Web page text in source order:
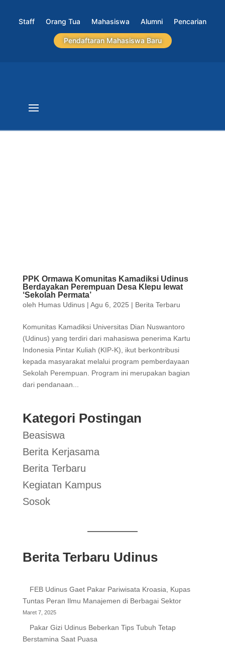
Staff Orang Tua Mahasiswa Alumni Pencarian
Pendaftaran Mahasiswa Baru
PPK Ormawa Komunitas Kamadiksi Udinus
Berdayakan Perempuan Desa Klepu lewat
‘Sekolah Permata’
oleh Humas Udinus| Agu 6, 2025 | Berita Terbaru
Komunitas Kamadiksi Universitas Dian Nuswantoro
(Udinus) yang terdiri dari mahasiswa penerima Kartu
Indonesia Pintar Kuliah (KIP-K), ikut berkontribusi
kepada masyarakat melalui program pemberdayaan
Sekolah Perempuan. Program ini merupakan bagian
dari pendanaan...
Kategori Postingan
Beasiswa
Berita Kerjasama
Berita Terbaru
Kegiatan Kampus
Sosok
Berita Terbaru Udinus
FEB Udinus Gaet Pakar Pariwisata Kroasia, Kupas
Tuntas Peran Ilmu Manajemen di Berbagai Sektor
Maret 7, 2025
Pakar Gizi Udinus Beberkan Tips Tubuh Tetap
Berstamina Saat Puasa